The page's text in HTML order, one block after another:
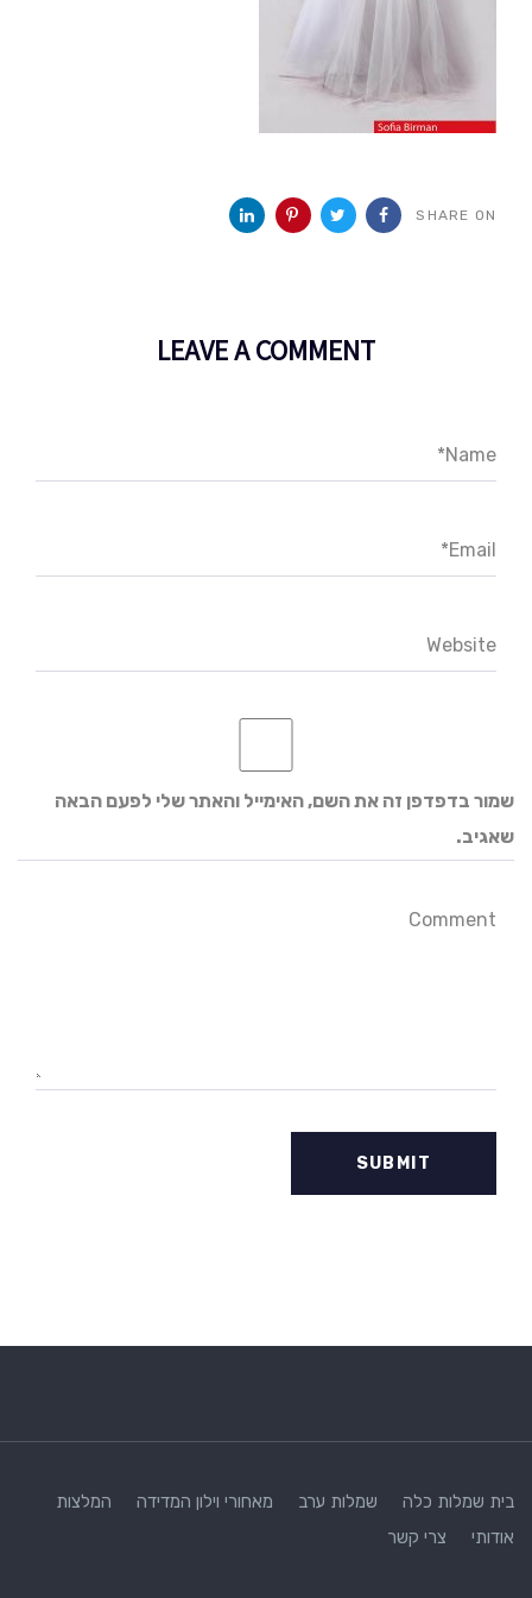
SHARE ON
LEAVE A COMMENT
Name*
Email*
Website
שמור בדפדפן זה את השם, האימייל והאתר שלי לפעם הבאה
שאגיב.
Comment
בית שמלות כלה שמלות ערב מאחורי וילון המדידה
המלצות
אודותי
צרי קשר